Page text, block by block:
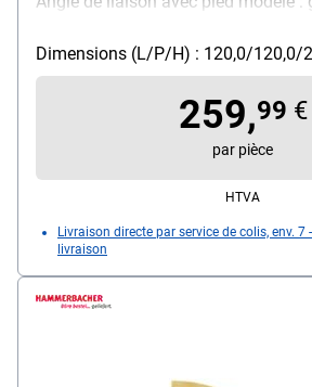
Dimensions (L/P/H) : 120,0/120,0/
259,99 €
par pièce
HTVA
Livraison directe par service de colis, env. 7
livraison